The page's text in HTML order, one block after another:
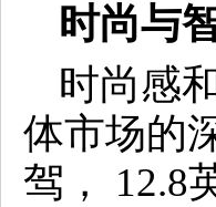
时尚与
时尚感
体市场的
驾， 12.8